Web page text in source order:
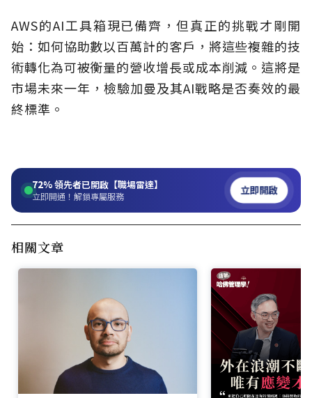
AWS的AI工具箱現已備齊，但真正的挑戰才剛開
始：如何協助數以百萬計的客戶，將這些複雜的技
術轉化為可被衡量的營收增長或成本削減。這將是
市場未來一年，檢驗加曼及其AI戰略是否奏效的最
終標準。
72%領先者已開啟【職場雷達】
立即開通！解鎖專屬服務 立即開啟
相關文章